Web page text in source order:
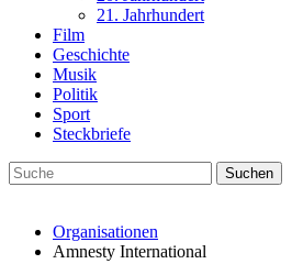
21. Jahrhundert
Film
Geschichte
Musik
Politik
Sport
Steckbriefe
Organisationen
Amnesty International